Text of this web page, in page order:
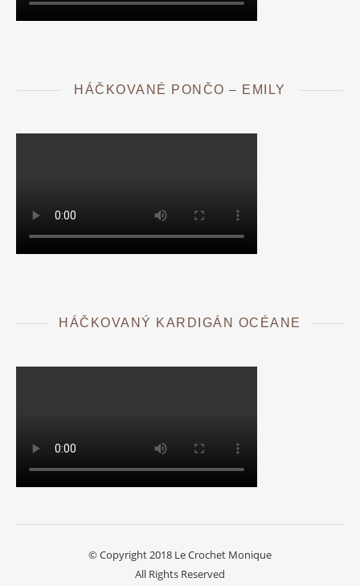
HÁČKOVANÉ PONČO – EMILY
HÁČKOVANÝ KARDIGÁN OCÉANE
© Copyright 2018 Le Crochet Monique
All Rights Reserved